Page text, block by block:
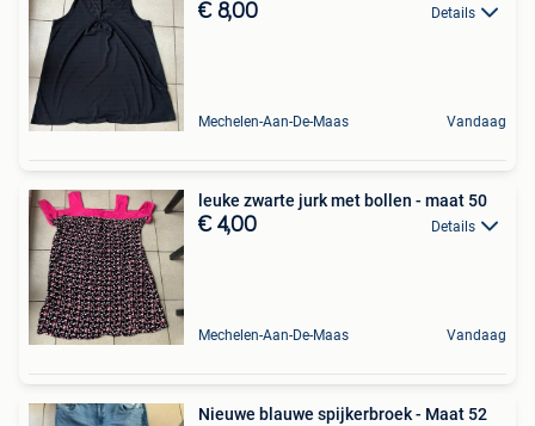
€ 8,00 Details
Mechelen-Aan-De-Maas Vandaag
leuke zwarte jurk met bollen - maat 50
€ 4,00 Details
Mechelen-Aan-De-Maas Vandaag
Nieuwe blauwe spijkerbroek - Maat 52